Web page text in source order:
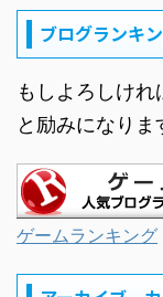
ブログランキ
もしよろしけ
と励みになりま
ゲームランキング